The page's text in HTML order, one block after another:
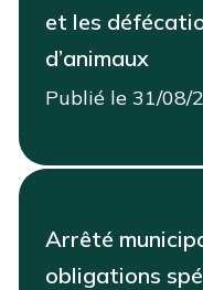
et les
d’animaux
Publié le 31/08/
Arrêté
obligations